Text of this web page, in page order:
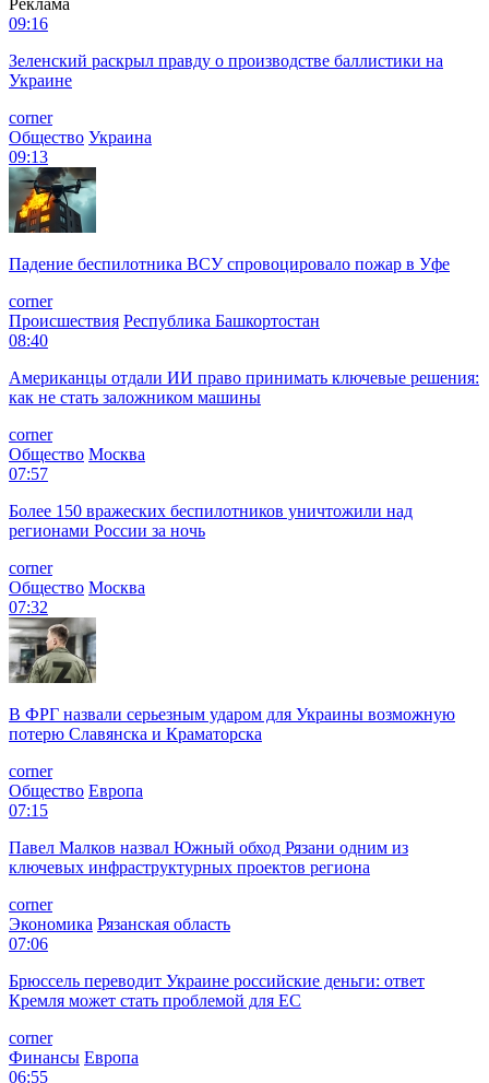
09:16
Зеленский раскрыл правду о производстве баллистики на
Украине
corner
Общество Украина
09:13
Падение беспилотника ВСУ спровоцировало пожар в Уфе
corner
Происшествия Республика Башкортостан
08:40
Американцы отдали ИИ право принимать ключевые решения:
как не стать заложником машины
corner
Общество Москва
07:57
Более 150 вражеских беспилотников уничтожили над
регионами России за ночь
corner
Общество Москва
07:32
В ФРГ назвали серьезным ударом для Украины возможную
потерю Славянска и Краматорска
corner
Общество Европа
07:15
Павел Малков назвал Южный обход Рязани одним из
ключевых инфраструктурных проектов региона
corner
Экономика Рязанская область
07:06
Брюссель переводит Украине российские деньги: ответ
Кремля может стать проблемой для EC
corner
Финансы Европа
06:55